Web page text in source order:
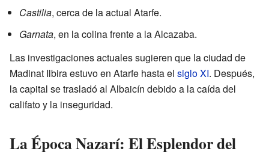
Castilia, cerca de la actual Atarfe.
Garnata, en la colina frente a la Alcazaba.
Las investigaciones actuales sugieren que la ciudad de
Madinat Ilbira estuvo en Atarfe hasta el siglo XI. Después,
la capital se trasladó al Albaicín debido a la caída del
califato y la inseguridad.
La Época Nazarí: El Esplendor del